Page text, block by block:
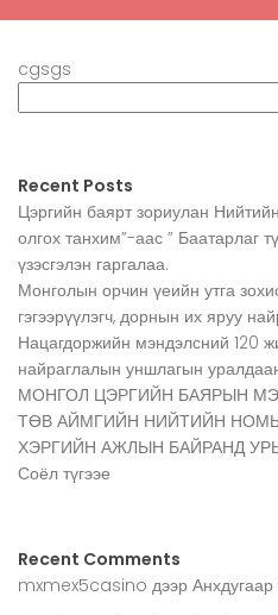
cgsgs
Recent Posts
Цэргийн баярт зориулан
олгох танхим”-аас ” Баатарлаг
үзэсгэлэн гаргалаа.
Монголын орчин үеийн утга
гэгээрүүлэгч, дорнын их яруу
Нацагдоржийн мэндэлсний 120
найраглалын уншлагын
МОНГОЛ ЦЭРГИЙН БАЯРЫН
ТӨВ АЙМГИЙН НИЙТИЙН
ХЭРГИЙН АЖЛЫН БАЙРАНД
Соёл түгээе
Recent Comments
mxmex5casino дээр